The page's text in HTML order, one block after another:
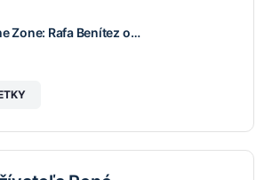
Zone: Rafa Benítez o…